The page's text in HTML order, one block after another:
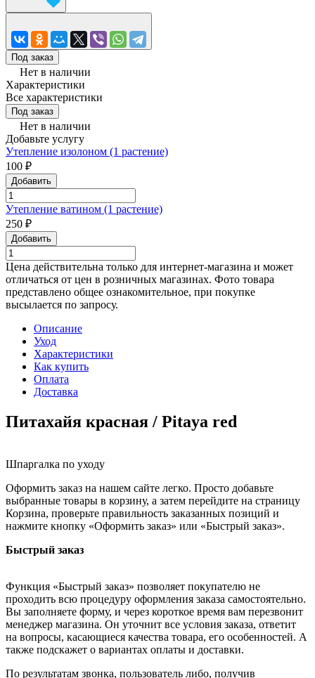
Под заказ
Нет в наличии
Характеристики
Все характеристики
Под заказ
Нет в наличии
Добавьте услугу
Утепление изолоном (1 растение)
100 ₽
Добавить
Утепление ватином (1 растение)
250 ₽
Добавить
Цена действительна только для интернет-магазина и может
отличаться от цен в розничных магазинах. Фото товара
представлено общее ознакомительное, при покупке
высылается по запросу.
Описание
Уход
Характеристики
Как купить
Оплата
Доставка
Питахайя красная / Pitaya red
Шпаргалка по уходу
Оформить заказ на нашем сайте легко. Просто добавьте
выбранные товары в корзину, а затем перейдите на страницу
Корзина, проверьте правильность заказанных позиций и
нажмите кнопку «Оформить заказ» или «Быстрый заказ».
Быстрый заказ
Функция «Быстрый заказ» позволяет покупателю не
проходить всю процедуру оформления заказа самостоятельно.
Вы заполняете форму, и через короткое время вам перезвонит
менеджер магазина. Он уточнит все условия заказа, ответит
на вопросы, касающиеся качества товара, его особенностей. А
также подскажет о вариантах оплаты и доставки.
По результатам звонка, пользователь либо, получив